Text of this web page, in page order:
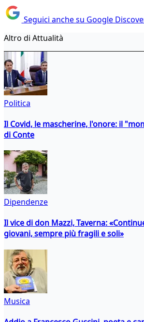
Seguici anche su Google
Altro di Attualità
Politica
Il Covid, le mascherine, l'onore: il
di Conte
Dipendenze
Il vice di don Mazzi, Taverna:
giovani, sempre più fragili e soli»
Musica